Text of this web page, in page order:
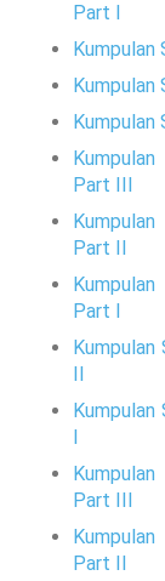
Part I
Kumpulan
Kumpulan
Kumpulan
Part III
Part II
Part I
Part III
Part II